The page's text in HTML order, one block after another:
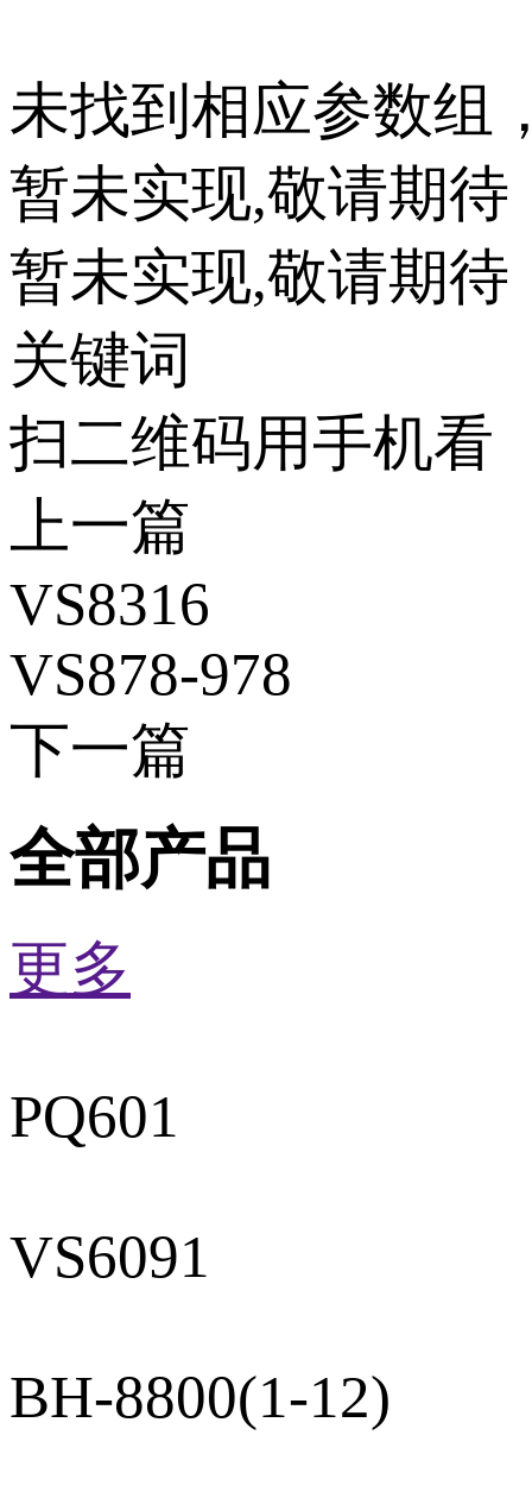
未找到相应参数组
暂未实现,敬请期待
暂未实现,敬请期待
关键词
扫二维码用手机看
上一篇
VS8316
VS878-978
下一篇
全部产品
更多
PQ601
VS6091
BH-8800(1-12)